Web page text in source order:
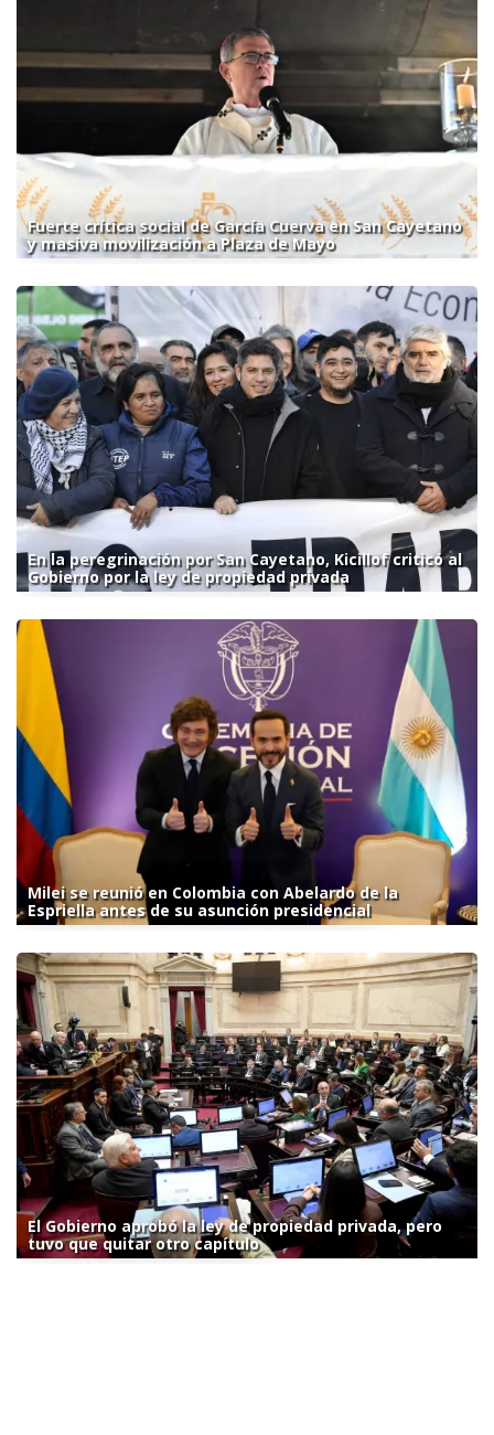
Fuerte crítica social de García Cuerva en San Cayetano
y masiva movilización a Plaza de Mayo
En la peregrinación por San Cayetano, Kicillof criticó al
Gobierno por la ley de propiedad privada
Milei se reunió en Colombia con Abelardo de la
Espriella antes de su asunción presidencial
El Gobierno aprobó la ley de propiedad privada, pero
tuvo que quitar otro capítulo